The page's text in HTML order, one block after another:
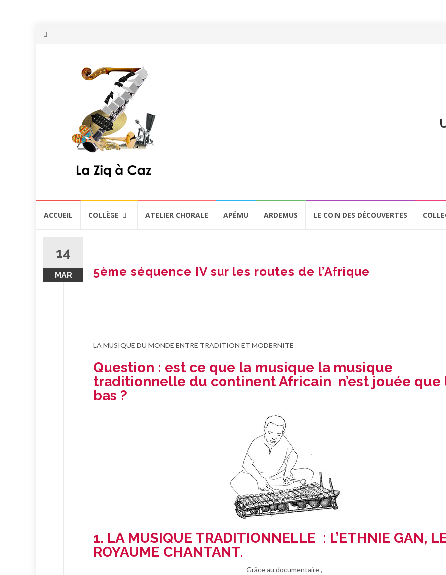
ACCUEIL COLLÈGE ATELIER CHORALE APÉMU ARDEMUS LE COIN DES DÉCOUVERTES
14
MAR 5ème séquence IV sur les routes de l’Afrique
LA MUSIQUE DU MONDE ENTRE TRADITION ET MODERNITE
Question : est ce que la musique la musique
traditionnelle du continent Africain n’est jouée que
bas ?
1. LA MUSIQUE TRADITIONNELLE : L’ETHNIE GAN,
ROYAUME CHANTANT.
Grâce au documentaire ,